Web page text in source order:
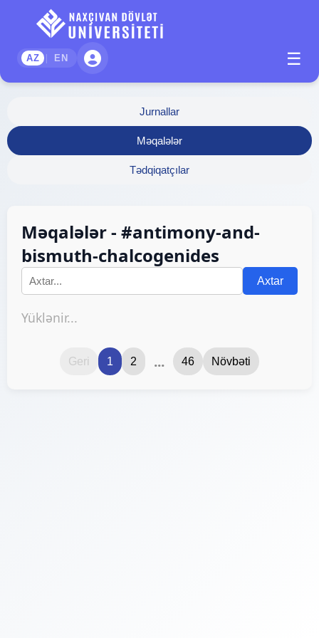
AZ | EN ☰
Jurnallar
Məqalələr
Tədqiqatçılar
Məqalələr - #antimony-and-
bismuth-chalcogenides
Axtar
Yüklənir...
Geri 1 2 ... 46 Növbəti